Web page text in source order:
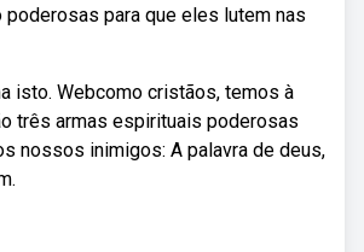
para que eles lutem nas
isto. Webcomo cristãos, temos à
três armas espirituais poderosas
nossos inimigos: A palavra de deus,